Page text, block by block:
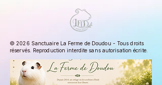
© 2026 Sanctuaire La Ferme de Doudou - Tous droits
réservés. Reproduction interdite sans autorisation écrite.